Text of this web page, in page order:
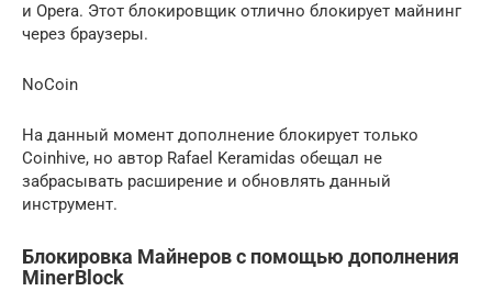
и Opera. Этот блокировщик отлично блокирует майнинг
через браузеры.
NoCoin
На данный момент дополнение блокирует только
Coinhive, но автор Rafael Keramidas обещал не
забрасывать расширение и обновлять данный
инструмент.
Блокировка Майнеров с помощью дополнения
MinerBlock